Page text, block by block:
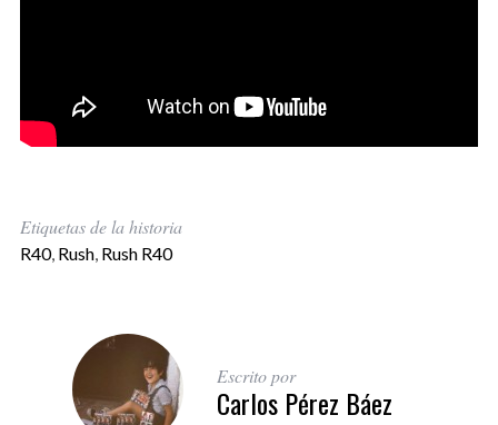
Etiquetas de la historia
R40, Rush, Rush R40
Escrito por
Carlos Pérez Báez